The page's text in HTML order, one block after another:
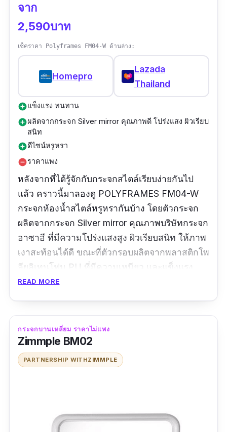
จาก
2,590บาท
เช็คราคา Polyframes FM04-W ด้านล่าง:
Homepro
Lazada
Thailand
add_circleแข็งแรง ทนทาน
add_circleผลิตจากกระจก Silver mirror คุณภาพดี โปร่งแสง ผิวเรียบ
สนิท
add_circleดีไซน์หรูหรา
remove_circleราคาแพง
หลังจากที่ได้รู้จักกับกระจกสไตล์เรียบง่ายกันไป
แล้ว คราวนี้มาลองดู POLYFRAMES FM04-W
กระจกห้องน้ำสไตล์หรูหรากันบ้าง โดยตัวกระจก
ผลิตจากกระจก Silver mirror คุณภาพบริษัทกระจก
อาซาฮี ที่มีความโปร่งแสงสูง ผิวเรียบสนิท ให้ภาพ
เงาสะท้อนได้ดี ขณะที่ตัวกรอบผลิตจากพลาสติกโพ
ลียูลิเทนโฟม PU ที่มีความเหนียว และแข็งแรง
ทนทาน ดังนั้นจึงมั่นใจได้เลยว่าจะมีอายุการใช้
ห้องน้ำรับรองถูกใจอย่างแน่นอน
READ MORE
กระจกบานเหลี่ยม ราคาไม่แพง
Zimmple BM02
PARTNERSHIP WITHZIMMPLE